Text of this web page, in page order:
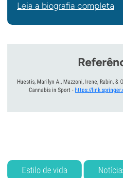
Leia a biografia completa
Huestis, Marilyn A., Mazzoni, Irene, Rabin, &
Cannabis in Sport - https://
Estilo de vida